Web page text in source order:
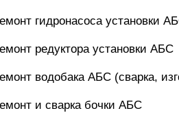
гидронасоса установки
редуктора установки АБС
водобака АБС (сварка,
и сварка бочки АБС